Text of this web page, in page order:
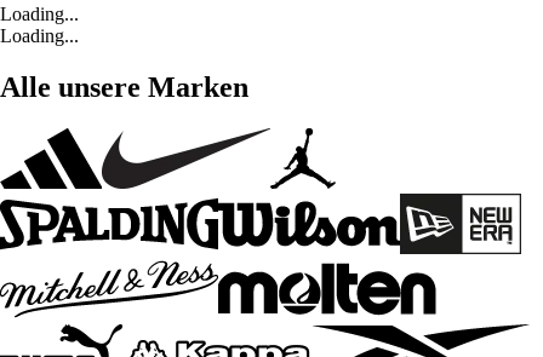
Loading...
Loading...
Alle unsere Marken